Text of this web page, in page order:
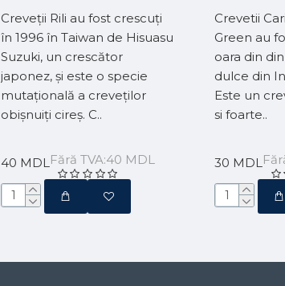
Creveții Rili au fost crescuți
în 1996 în Taiwan de Hisuasu
Suzuki, un crescător
japonez, și este o specie
mutațională a creveților
obișnuiți cireș. C..
40 MDLFără TVA:40 MDL
Crevetii
Green au
oara din
dulce din
Este un
si foarte..
30 MDL